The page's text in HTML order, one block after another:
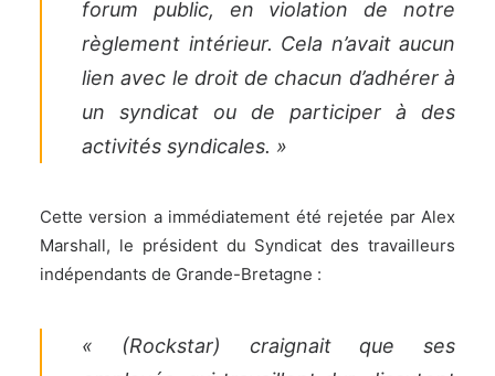
forum public, en violation de notre
règlement intérieur. Cela n’avait aucun
lien avec le droit de chacun d’adhérer à
un syndicat ou de participer à des
activités syndicales. »
Cette version a immédiatement été rejetée par Alex
Marshall, le président du Syndicat des travailleurs
indépendants de Grande-Bretagne :
« (Rockstar) craignait que ses